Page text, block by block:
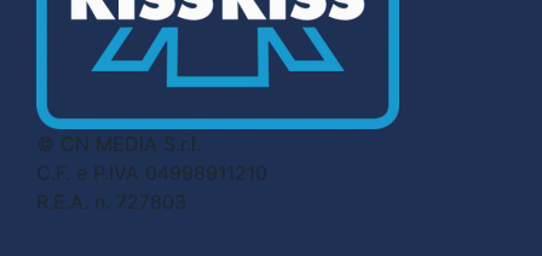
© CN MEDIA S.r.l.
C.F. e P.IVA 04998911210
R.E.A. n. 727803